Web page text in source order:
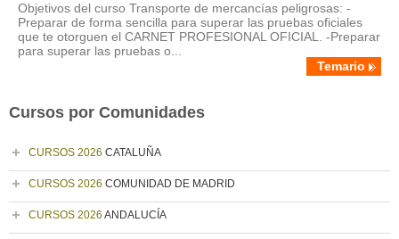
Objetivos del curso Transporte de mercancías peligrosas: -
Preparar de forma sencilla para superar las pruebas oficiales
que te otorguen el CARNET PROFESIONAL OFICIAL. -Preparar
para superar las pruebas o...
Temario
Cursos por Comunidades
CURSOS 2026 CATALUÑA
CURSOS 2026 COMUNIDAD DE MADRID
CURSOS 2026 ANDALUCÍA